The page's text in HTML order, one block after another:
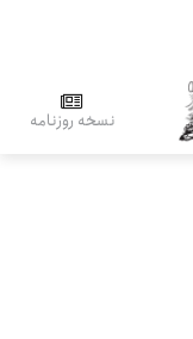
نسخه روزنامه